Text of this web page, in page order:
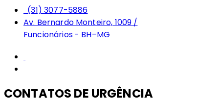
(31) 3077-5886
Av. Bernardo Monteiro, 1009 /
Funcionários - BH–MG
CONTATOS DE URGÊNCIA